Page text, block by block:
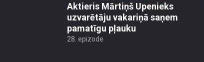
Aktieris Mārtiņš Upenieks
uzvarētāju vakariņā saņem
pamatīgu pļauku
28. epizode